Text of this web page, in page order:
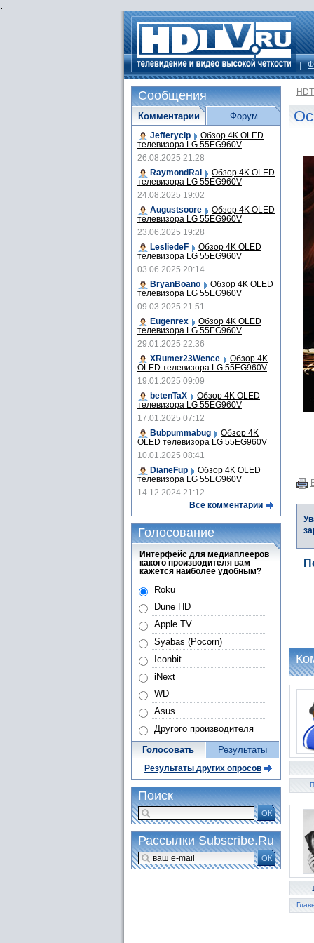
.
Сообщения
Комментарии
Jefferycip Обзор 4K OLED
телевизора LG 55EG960V
26.08.2025 21:28
RaymondRal
Обзор 4K OLED
телевизора LG 55EG960V
24.08.2025 19:02
Augustsoore
Обзор 4K OLED
телевизора LG 55EG960V
23.06.2025 19:28
LesliedeF
Обзор 4K OLED
телевизора LG 55EG960V
03.06.2025 20:14
BryanBoano
Обзор 4K OLED
телевизора LG 55EG960V
09.03.2025 21:51
Eugenrex
Обзор 4K OLED
телевизора LG 55EG960V
29.01.2025 22:36
XRumer23Wence
Обзор 4K
OLED телевизора LG 55EG960V
19.01.2025 09:09
betenTaX
Обзор 4K OLED
телевизора LG 55EG960V
17.01.2025 07:12
Bubpummabug
Обзор 4K
OLED телевизора LG 55EG960V
10.01.2025 08:41
DianeFup
Обзор 4K OLED
телевизора LG 55EG960V
14.12.2024 21:12
Все комментарии
Форум
Голосование
Интерфейс для медиаплееров
какого производителя вам
кажется наиболее удобным?
Roku
Dune HD
Apple TV
Syabas (Pocorn)
Iconbit
iNext
WD
Asus
Другого производителя
Голосовать Результаты
Результаты других опросов
Поиск
ОК
Рассылки Subscribe.Ru
ОК